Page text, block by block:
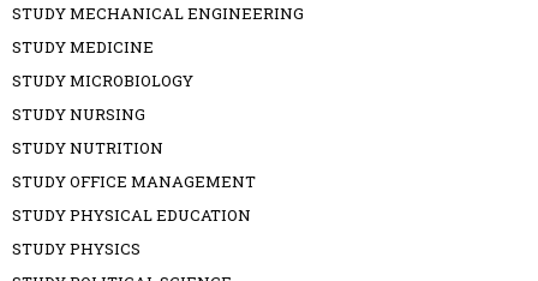
STUDY MECHANICAL ENGINEERING
STUDY MEDICINE
STUDY MICROBIOLOGY
STUDY NURSING
STUDY NUTRITION
STUDY OFFICE MANAGEMENT
STUDY PHYSICAL EDUCATION
STUDY PHYSICS